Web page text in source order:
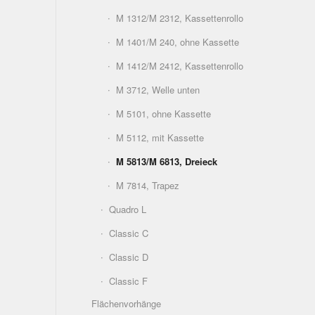
M 1312/M 2312, Kassettenrollo
M 1401/M 240, ohne Kassette
M 1412/M 2412, Kassettenrollo
M 3712, Welle unten
M 5101, ohne Kassette
M 5112, mit Kassette
M 5813/M 6813, Dreieck
M 7814, Trapez
Quadro L
Classic C
Classic D
Classic F
Flächenvorhänge